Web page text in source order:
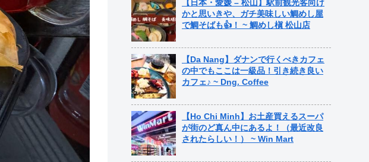
【日本・愛媛 – 松山】駅前観光客向け
かと思いきや、ガチ美味しい鯛めし屋
で鯛そばも👍！ ~ 鯛めし槇 松山店
【Da Nang】ダナンで行くべきカフェ
の中でもここは一級品！引き続き良い
カフェ♪ ~ Dng. Coffee
【Ho Chi Minh】お土産買えるスーパ
が街のど真ん中にあるよ！（最近改良
されたらしい！） ~ Win Mart